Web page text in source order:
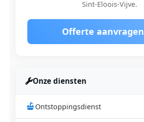
Sint-Eloois-Vijve.
Offerte aanvragen
Onze diensten
Ontstoppingsdienst